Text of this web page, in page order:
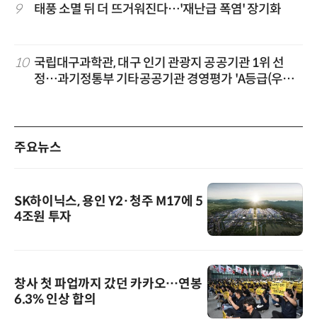
9 태풍 소멸 뒤 더 뜨거워진다…'재난급 폭염' 장기화
10 국립대구과학관, 대구 인기 관광지 공공기관 1위 선
정…과기정통부 기타공공기관 경영평가 'A등급(우수)'
주요뉴스
SK하이닉스, 용인 Y2·청주 M17에 5
4조원 투자
창사 첫 파업까지 갔던 카카오…연봉
6.3% 인상 합의